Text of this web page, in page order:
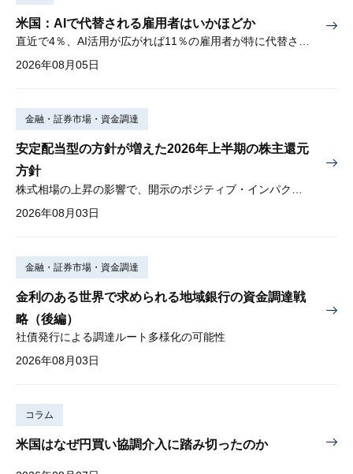
米国：AIで代替される雇用者はいかほどか
直近で4％、AI活用が広がれば11％の雇用者が特に代替されやすい
2026年08月05日
金融・証券市場・資金調達
安定配当型の方針が増えた2026年上半期の株主還元
方針
2026年08月03日
金融・証券市場・資金調達
金利のある世界で求められる地域銀行の資金調達戦
略（後編）
社債発行による調達ルート多様化の可能性
2026年08月03日
コラム
米国はなぜ円買い協調介入に踏み切ったのか